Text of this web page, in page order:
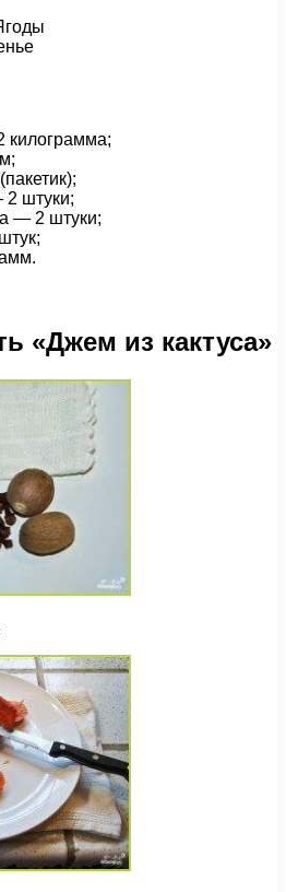
килограмма;
штуки;
— 2 штуки;
«Джем из кактуса»